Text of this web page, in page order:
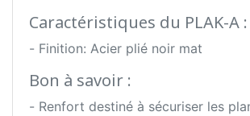
Caractéristiques du PLAK-A :
- Finition: Acier plié noir mat
Bon à savoir :
- Renfort destiné à sécuriser les